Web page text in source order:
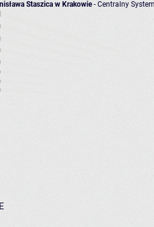
Staszica w Krakowie- Centralny